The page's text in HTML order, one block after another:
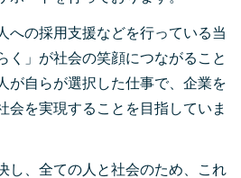
への採用支援などを行っている当
く」が社会の笑顔につながること
が自らが選択した仕事で、企業を
会を実現することを目指していま
し、全ての人と社会のため、これ